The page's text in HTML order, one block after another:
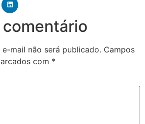
mail não será publicado. Campos
com *